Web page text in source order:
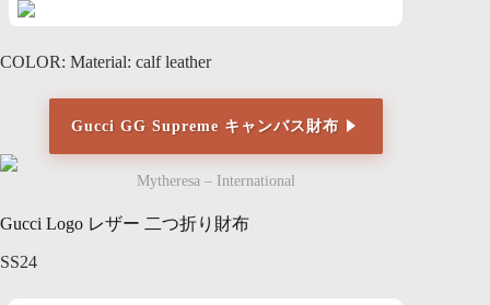
COLOR: Material: calf leather
Gucci GG Supreme キャンバス財布
Mytheresa – International
Gucci Logo レザー 二つ折り財布
SS24